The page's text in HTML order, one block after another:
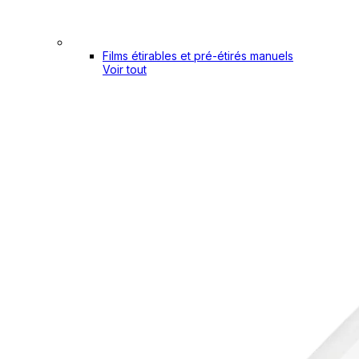
Films étirables et pré-étirés manuels
Voir tout